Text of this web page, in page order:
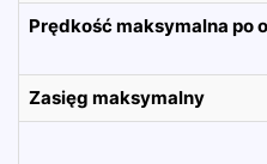
Prędkość maksymalna po
Zasięg maksymalny